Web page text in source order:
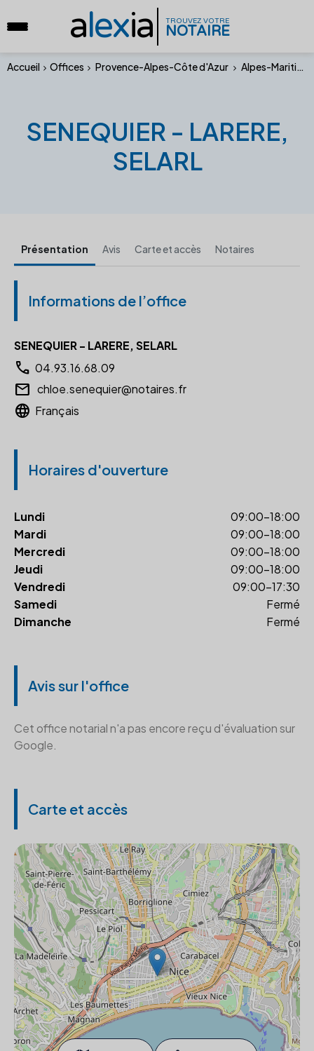
alexia TROUVEZ VOTRE
NOTAIRE
Accueil Offices Provence-Alpes-Côte d'Azur Alpes-Maritimes
SENEQUIER - LARERE,
SELARL
Présentation Avis Carte et accès Notaires
Informations de l’office
SENEQUIER - LARERE, SELARL
call 04.93.16.68.09
email chloe.senequier@notaires.fr
language Français
Horaires d'ouverture
Lundi
09:00-18:00
Mardi
09:00-18:00
Mercredi
09:00-18:00
Jeudi
09:00-18:00
Vendredi
09:00-17:30
Samedi
Fermé
Dimanche
Fermé
Avis sur l'office
Cet office notarial n'a pas encore reçu d'évaluation sur
Google.
Carte et accès